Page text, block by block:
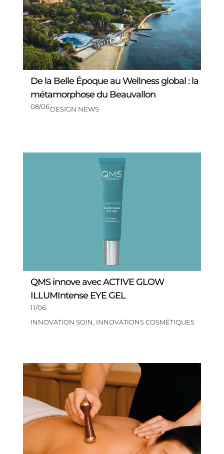
De la Belle Époque au Wellness global : la
métamorphose du Beauvallon
08/06DESIGN NEWS
QMS innove avec ACTIVE GLOW
ILLUMIntense EYE GEL
11/06
INNOVATION SOIN INNOVATIONS COSMÉTIQUES